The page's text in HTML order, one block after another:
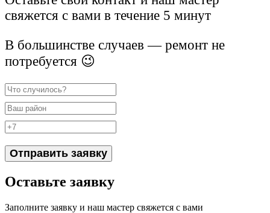
свяжется с вами в течение 5 минут
В большинстве случаев — ремонт не
потребуется 😉
Отправить заявку
Оставьте заявку
Заполните заявку и наш мастер свяжется с вами